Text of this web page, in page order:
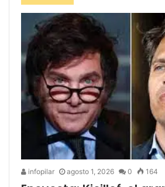
infopilar agosto 1, 2026 0 164